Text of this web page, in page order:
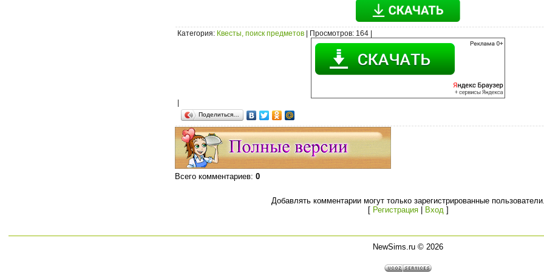
Категория: Квесты, поиск предметов Просмотров: 164 |
Поделиться…
Всего комментариев: 0
Добавлять комментарии могут только зарегистрированные
[ Регистрация| Вход]
NewSims.ru © 2026